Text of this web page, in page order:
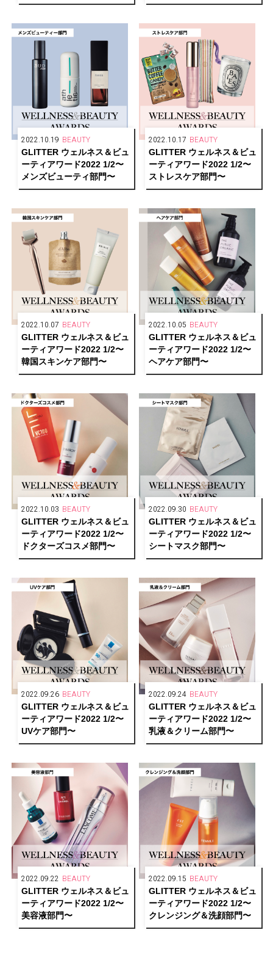
2022.10.19 BEAUTY
GLITTER ウェルネス＆ビュ
ーティアワード2022 1/2〜
メンズビューティ部門〜
2022.10.17 BEAUTY
GLITTER ウェルネス＆ビュ
ーティアワード2022 1/2〜
ストレスケア部門〜
2022.10.07 BEAUTY
GLITTER ウェルネス＆ビュ
ーティアワード2022 1/2〜
韓国スキンケア部門〜
2022.10.05 BEAUTY
GLITTER ウェルネス＆ビュ
ーティアワード2022 1/2〜
ヘアケア部門〜
2022.10.03 BEAUTY
GLITTER ウェルネス＆ビュ
ーティアワード2022 1/2〜
ドクターズコスメ部門〜
2022.09.30 BEAUTY
GLITTER ウェルネス＆ビュ
ーティアワード2022 1/2〜
シートマスク部門〜
2022.09.26 BEAUTY
GLITTER ウェルネス＆ビュ
ーティアワード2022 1/2〜
UVケア部門〜
2022.09.24 BEAUTY
GLITTER ウェルネス＆ビュ
ーティアワード2022 1/2〜
乳液＆クリーム部門〜
2022.09.22 BEAUTY
GLITTER ウェルネス＆ビュ
ーティアワード2022 1/2〜
美容液部門〜
2022.09.15 BEAUTY
GLITTER ウェルネス＆ビュ
ーティアワード2022 1/2〜
クレンジング＆洗顔部門〜